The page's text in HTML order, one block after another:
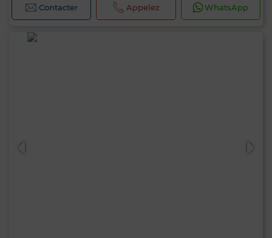
Contacter Appelez WhatsApp